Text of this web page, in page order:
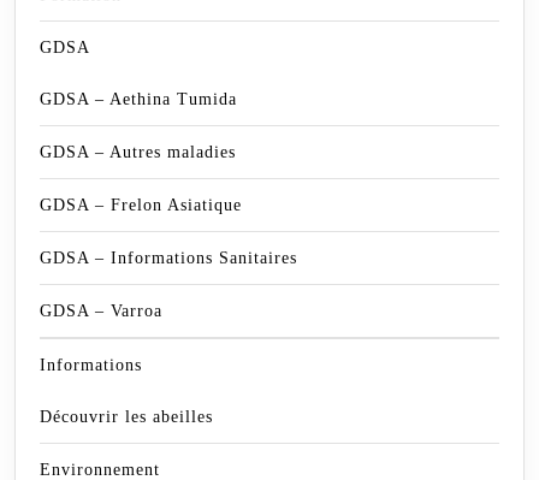
GDSA
GDSA – Aethina Tumida
GDSA – Autres maladies
GDSA – Frelon Asiatique
GDSA – Informations Sanitaires
GDSA – Varroa
Informations
Découvrir les abeilles
Environnement